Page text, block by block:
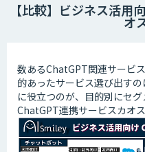
【比較】ビジネス活用
オ
数あるChatGPT関連サービ
的あったサービス選び出す
に役立つのが、目的別にセ
ChatGPT連携サービスカオス